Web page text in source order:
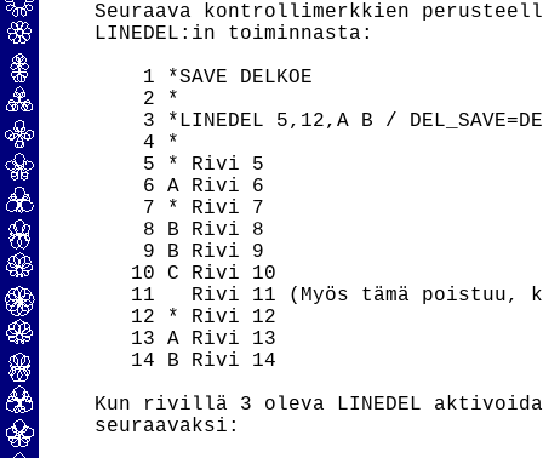
Seuraava kontrollimerkkien
LINEDEL:in toiminnasta:
    1 *SAVE DELKOE
    2 *
3 *LINEDEL 5,12,A B /
    4 *
    5 * Rivi 5
    6 A Rivi 6
    7 * Rivi 7
    8 B Rivi 8
    9 B Rivi 9
   10 C Rivi 10
11   Rivi 11 (Myös tämä poistuu,
   12 * Rivi 12
   13 A Rivi 13
   14 B Rivi 14
Kun rivillä 3 oleva LINEDEL
seuraavaksi: